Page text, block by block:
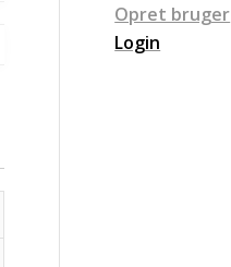
Opret bruger
Login